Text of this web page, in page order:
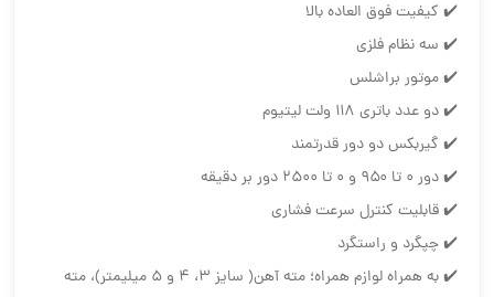
✔️ کیفیت فوق العاده بالا
✔️ سه نظام فلزی
✔️ موتور براشلس
✔️ دو عدد باتری ۱۱۸ ولت لیتیوم
✔️ گیربکس دو دور قدرتمند
✔️ دور ۰ تا ۹۵۰ و ۰ تا ۲۵۰۰ دور بر دقیقه
✔️ قابلیت کنترل سرعت فشاری
✔️ چپگرد و راستگرد
✔️ به همراه لوازم همراه؛ مته آهن( سایز ۳، ۴ و ۵ میلیمتر)، مته